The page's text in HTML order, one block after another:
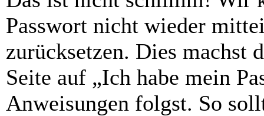
Passwort nicht wieder
zurücksetzen. Dies machst
Seite auf „Ich habe mein
Anweisungen folgst. So